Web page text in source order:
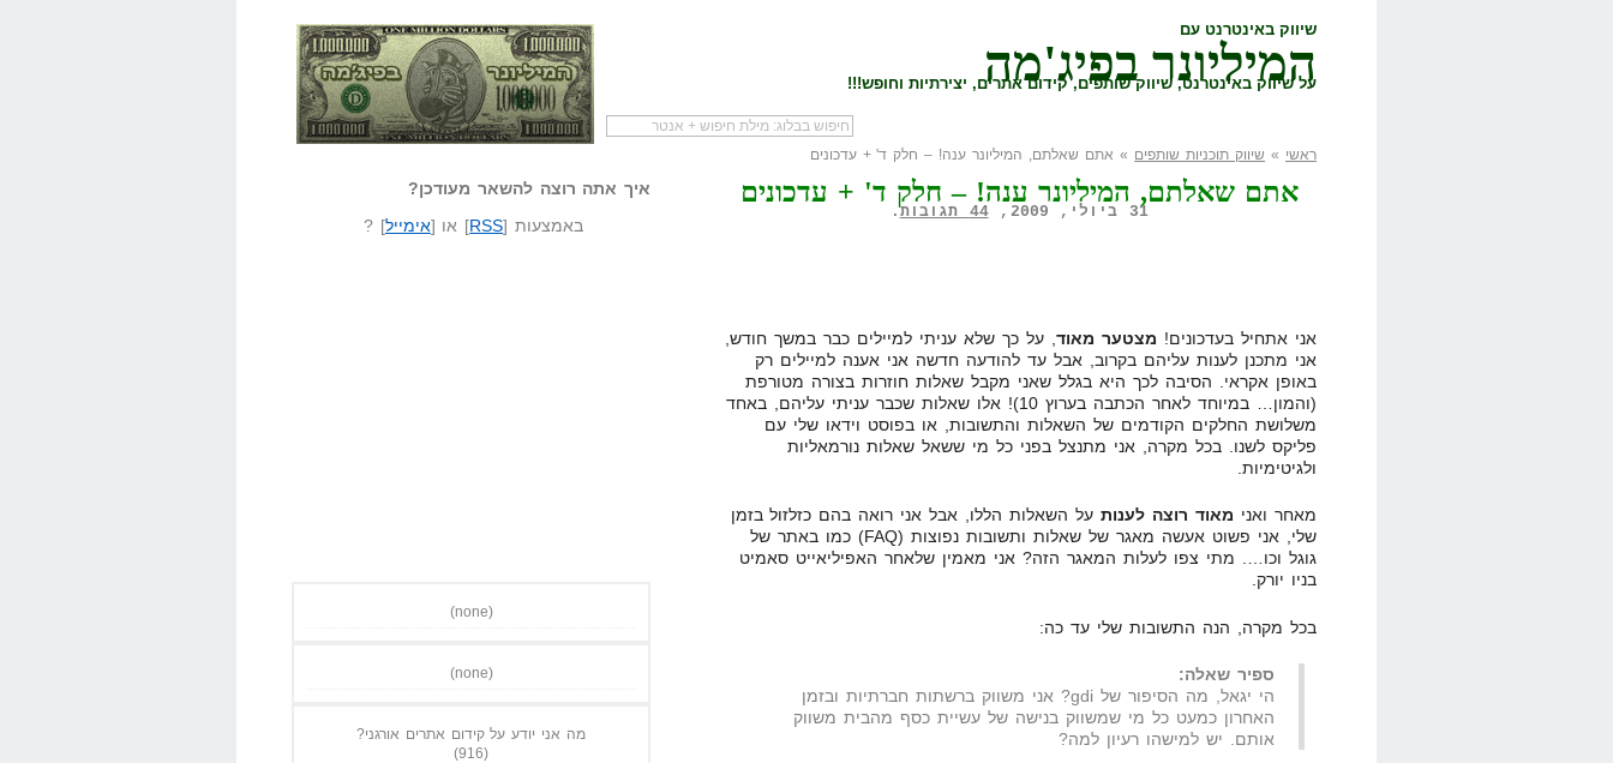
שיווק באינטרנט עם
המיליונר בפיג'מה
על שיווק באינטרנט, שיווק שותפים, קידום אתרים, יצירתיות וחופש!!!
שאל שאלה המיליונר בפיג'מה שיווק שותפים הבלוג
ראשי » שיווק תוכניות שותפים » אתם שאלתם, המיליונר ענה! – חלק ד' + עדכונים
אתם שאלתם, המיליונר ענה! – חלק ד' + עדכונים
31 ביולי, 2009, 44 תגובות .
אני אתחיל בעדכונים! מצטער מאוד, על כך שלא עניתי למיילים כבר במשך חודש,
אני מתכנן לענות עליהם בקרוב, אבל עד להודעה חדשה אני אענה למיילים רק
באופן אקראי. הסיבה לכך היא בגלל שאני מקבל שאלות חוזרות בצורה מטורפת
(והמון… במיוחד לאחר הכתבה בערוץ 10)! אלו שאלות שכבר עניתי עליהם, באחד
משלושת החלקים הקודמים של השאלות והתשובות, או בפוסט וידאו שלי עם
פליקס לשנו. בכל מקרה, אני מתנצל בפני כל מי ששאל שאלות נורמאליות
ולגיטימיות.
מאחר ואני מאוד רוצה לענותעל השאלות הללו, אבל אני רואה בהם כזלזול בזמן
שלי, אני פשוט אעשה מאגר של שאלות ותשובות נפוצות (FAQ) כמו באתר של
גוגל וכו…. מתי צפו לעלות המאגר הזה? אני מאמין שלאחר האפיליאייט סאמיט
בניו יורק.
בכל מקרה, הנה התשובות שלי עד כה:
ספיר שאלה:
הי יגאל, מה הסיפור של gdi? אני משווק ברשתות חברתיות ובזמן
האחרון כמעט כל מי שמשווק בנישה של עשיית כסף מהבית משווק
אותם. יש למישהו רעיון למה?
איך אתה רוצה להשאר מעודכן?
באמצעות [RSS] או [אימייל] ?
(none)
(none)
מה אני יודע על קידום אתרים אורגני?
(916)